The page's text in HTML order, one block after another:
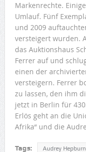
Markenrechte.
Umlauf. Fünf
und 2009
versteigert wurden.
das Auktionshaus
Ferrer auf und
einen der
versteigern. Ferrer
zu lassen, den ihm
jetzt in Berlin für
Erlös geht an die
Afrika“ und die
Tags: Audrey Hepburn